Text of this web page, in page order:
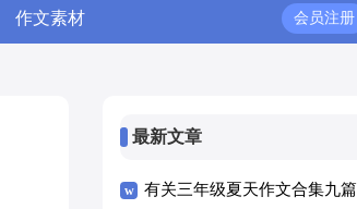
作文素材 会员注册
最新文章
有关三年级夏天作文合集九篇